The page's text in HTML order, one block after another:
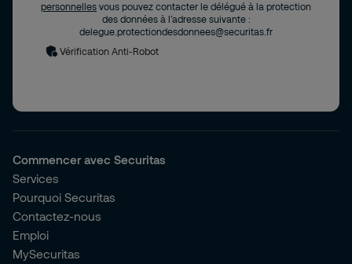
personnelles vous pouvez contacter le délégué à la protection
des données à l’adresse suivante :
delegue.protectiondesdonnees@securitas.fr
Vérification Anti-Robot
Commencer avec Securitas
Services
Pourquoi Securitas
Contactez-nous
Emploi
MySecuritas